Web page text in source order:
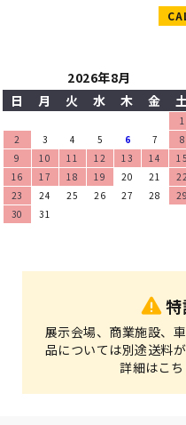
2026年8月
日
月 火 水 木 金
1
2
3 4 5 6 7
8
9
10 11 12 13 14
15
16
17 18 19 20 21
23
24 25 26 27 28
29
30
31
展示会場、商業施設、
品については別途送料
詳細はこ